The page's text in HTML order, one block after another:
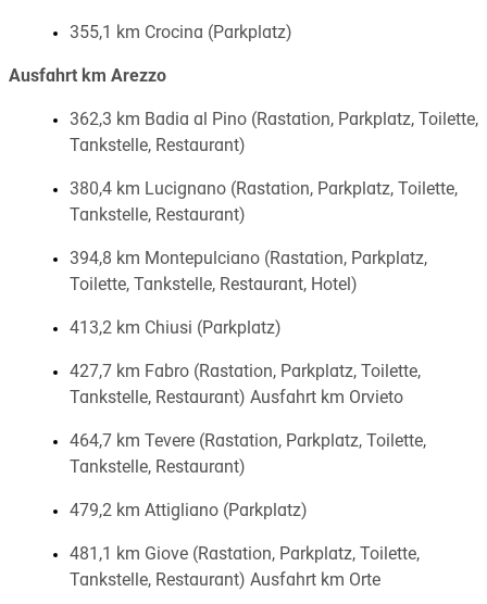
355,1 km Crocina (Parkplatz)
Ausfahrt km Arezzo
362,3 km Badia al Pino (Rastation, Parkplatz, Toilette,
Tankstelle, Restaurant)
380,4 km Lucignano (Rastation, Parkplatz, Toilette,
Tankstelle, Restaurant)
394,8 km Montepulciano (Rastation, Parkplatz,
Toilette, Tankstelle, Restaurant, Hotel)
413,2 km Chiusi (Parkplatz)
427,7 km Fabro (Rastation, Parkplatz, Toilette,
Tankstelle, Restaurant) Ausfahrt km Orvieto
464,7 km Tevere (Rastation, Parkplatz, Toilette,
Tankstelle, Restaurant)
479,2 km Attigliano (Parkplatz)
481,1 km Giove (Rastation, Parkplatz, Toilette,
Tankstelle, Restaurant) Ausfahrt km Orte